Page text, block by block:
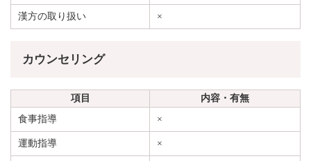
漢方の取り扱い ×
カウンセリング
項目
内容・有無
食事指導
×
運動指導 ×